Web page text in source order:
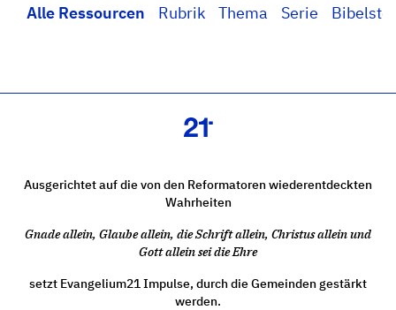
Alle Ressourcen Rubrik Thema Serie
Ausgerichtet auf die von den Reformatoren wiederentdeckten
Wahrheiten
Gnade allein, Glaube allein, die Schrift allein, Christus allein und
Gott allein sei die Ehre
setzt Evangelium21 Impulse, durch die Gemeinden gestärkt
werden.